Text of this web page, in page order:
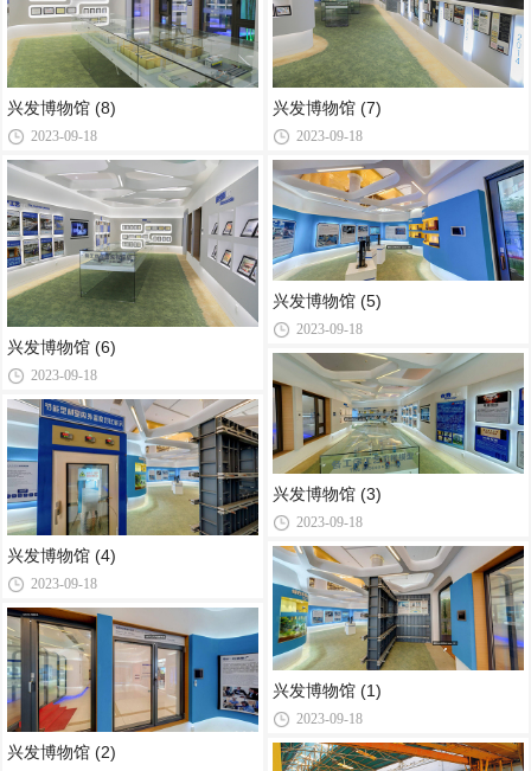
兴发博物馆 (8)
2023-09-18
兴发博物馆 (6)
2023-09-18
兴发博物馆 (4)
2023-09-18
兴发博物馆 (2)
兴发博物馆 (7)
2023-09-18
兴发博物馆 (5)
2023-09-18
兴发博物馆 (3)
2023-09-18
兴发博物馆 (1)
2023-09-18